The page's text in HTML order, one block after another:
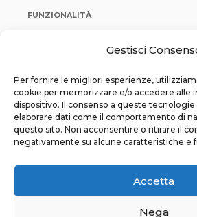
Gestisci
Per fornire le migliori esperienze,
cookie per memorizzare e/o accedere alle
dispositivo. Il consenso a queste
elaborare dati come il comportamento di
questo sito. Non acconsentire o ritirare il
negativamente su alcune caratteristiche e
Accetta
Nega
FUNZIONALITÀ